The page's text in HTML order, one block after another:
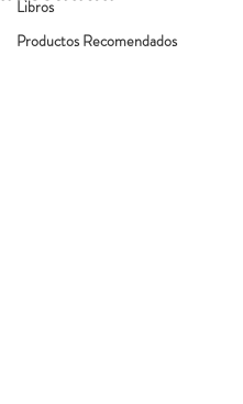
Libros
Productos Recomendados